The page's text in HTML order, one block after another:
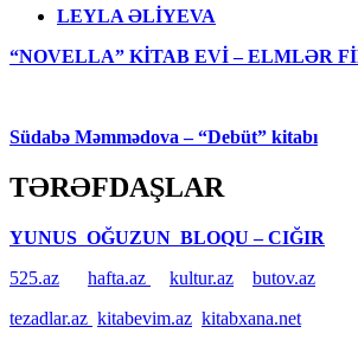
LEYLA ƏLİYEVA
“NOVELLA” KİTAB EVİ – ELMLƏR
Südabə Məmmədova – “Debüt” kitabı
TƏRƏFDAŞLAR
YUNUS OĞUZUN BLOQU – CIĞIR
525.az
hafta.az kultur.az
butov.az
tezadlar.az kitabevim.az kitabxana.net